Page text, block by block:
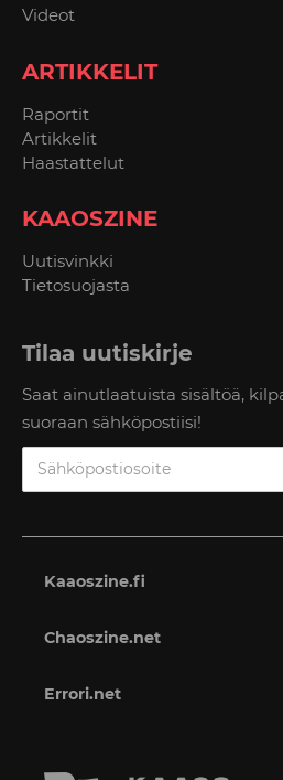
Videot
ARTIKKELIT
Raportit
Artikkelit
Haastattelut
KAAOSZINE
Uutisvinkki
Tietosuojasta
Tilaa uutiskirje
Saat ainutlaatuista sisältöä,
suoraan sähköpostiisi!
Kaaoszine.fi
Chaoszine.net
Errori.net